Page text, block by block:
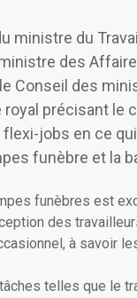
ministre du
des
Conseil des
royal précisant le
flexi-jobs en ce
funèbre et la
funèbres est
des
à savoir
telles que le